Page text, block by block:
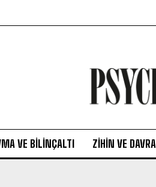
VE BILINÇALTI ZIHIN VE